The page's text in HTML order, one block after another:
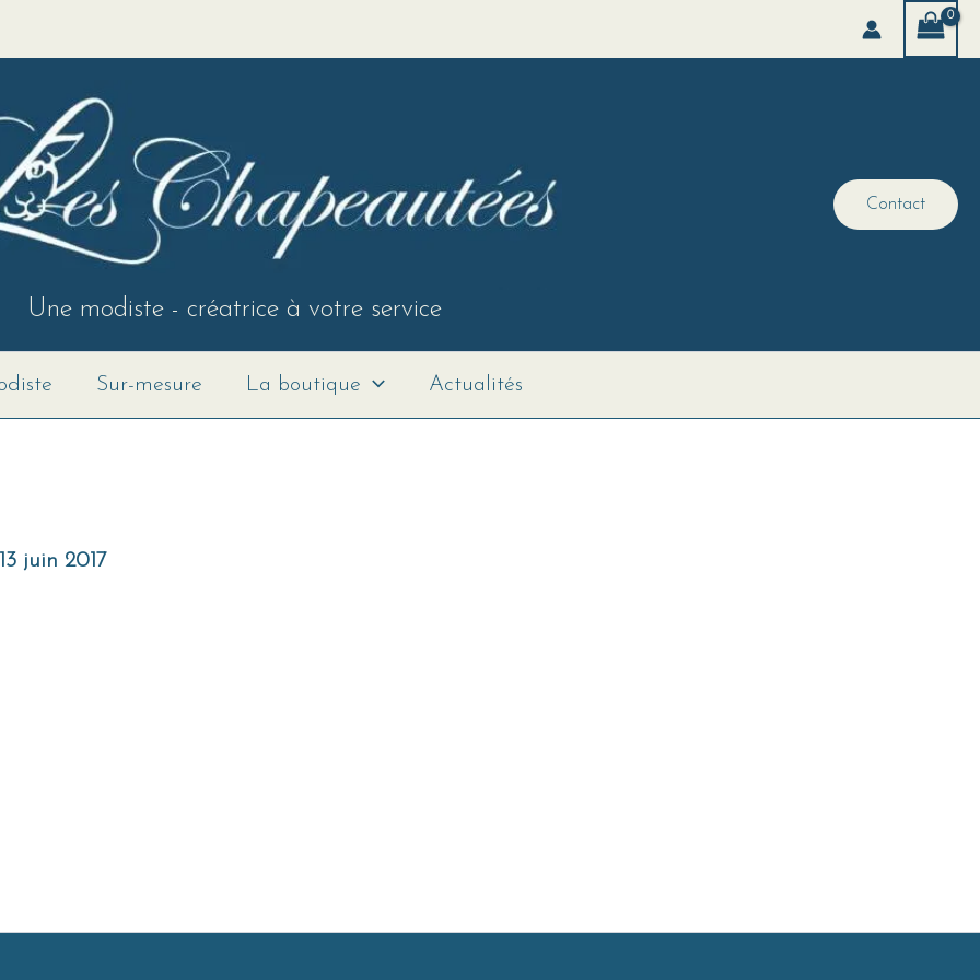
Une modiste - créatrice à votre service
Contact
Sur-mesure La boutique Actualités
13 juin 2017